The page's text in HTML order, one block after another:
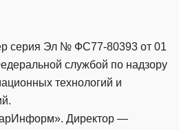
серия Эл № ФС77-80393 от 01
службой по надзору
технологий и
Директор —